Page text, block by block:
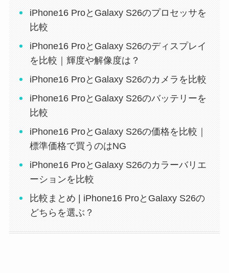
iPhone16 ProとGalaxy S26のプロセッサを
比較
iPhone16 ProとGalaxy S26のディスプレイ
を比較｜輝度や解像度は？
iPhone16 ProとGalaxy S26のカメラを比較
iPhone16 ProとGalaxy S26のバッテリーを
比較
iPhone16 ProとGalaxy S26の価格を比較｜
標準価格で買うのはNG
iPhone16 ProとGalaxy S26のカラーバリエ
ーションを比較
比較まとめ | iPhone16 ProとGalaxy S26の
どちらを選ぶ？